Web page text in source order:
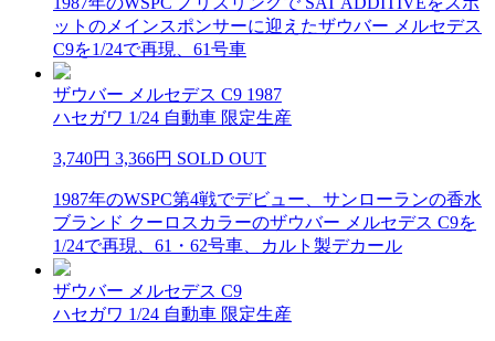
ットのメインスポンサーに迎えたザウバー メルセデス
C9を1/24で再現、61号車
ザウバー メルセデス C9 1987
ハセガワ 1/24 自動車 限定生産
3,740円 3,366円 SOLD OUT
1987年のWSPC第4戦でデビュー、サンローランの香水
ブランド クーロスカラーのザウバー メルセデス C9を
1/24で再現、61・62号車、カルト製デカール
ザウバー メルセデス C9
ハセガワ 1/24 自動車 限定生産